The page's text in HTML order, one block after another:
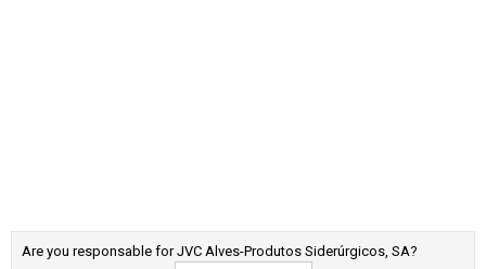
Are you responsable for JVC Alves-Produtos Siderúrgicos, SA?